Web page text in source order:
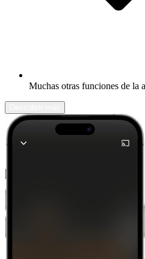
Muchas otras funciones de la